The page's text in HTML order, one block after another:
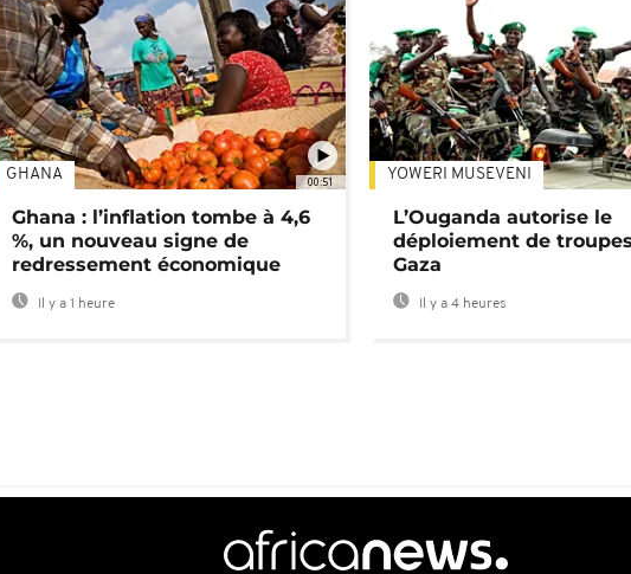
00:51
GHANA
Ghana : l’inflation tombe à 4,6
%, un nouveau signe de
redressement économique
Il y a 1 heure
YOWERI MUSEVENI
L’Ouganda autorise le
déploiement de
Gaza
Il y a 4 heures